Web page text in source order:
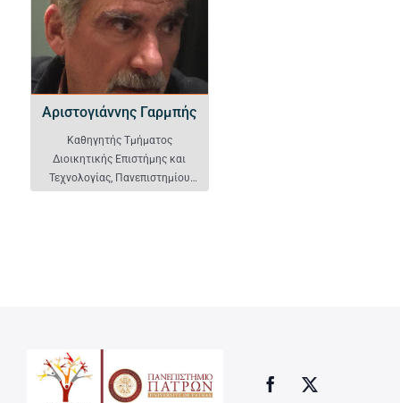
Αριστογιάννης Γαρμπής
Καθηγητής Τμήματος
Διοικητικής Επιστήμης και
Τεχνολογίας, Πανεπιστημίου